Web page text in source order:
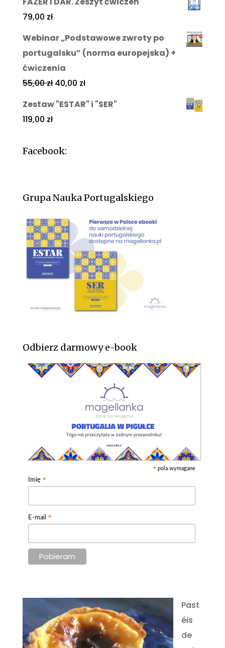
79,00 zł
Webinar „Podstawowe zwroty po
portugalsku” (norma europejska) +
ćwiczenia
55,00zł 40,00 zł
Zestaw "ESTAR" i "SER"
119,00 zł
Facebook:
Grupa Nauka Portugalskiego
Odbierz darmowy e-book
* pola wymagane
Imię *
E-mail *
Past
éis
de